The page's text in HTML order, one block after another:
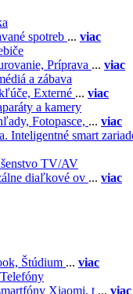
spotreb ... viac
Príprava ... viac
a zábava
Externé ... viac
a kamery
Fotopasce, ... viac
Inteligentné smart
TV/AV
diaľkové ov ... viac
Štúdium ... viac
Xiaomi, t ... viac